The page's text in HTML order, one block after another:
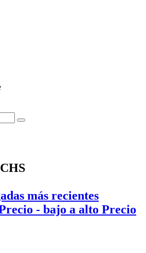
más recientes
- bajo a alto Precio